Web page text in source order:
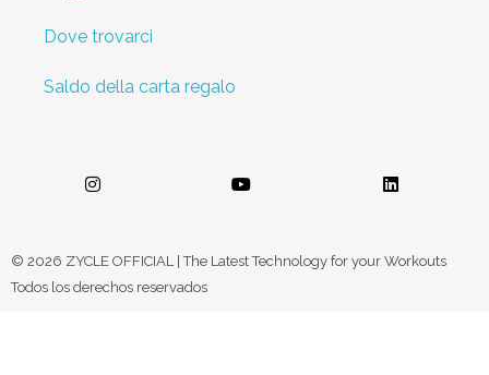
Dove trovarci
Saldo della carta regalo
© 2026 ZYCLE OFFICIAL | The Latest Technology for your Workouts
Todos los derechos reservados